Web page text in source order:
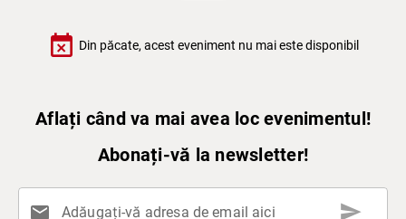
event_busy Din păcate, acest eveniment nu mai este disponibil
Aflați când va mai avea loc evenimentul!
Abonați-vă la newsletter!
mail Adăugați-vă adresa de email aici send